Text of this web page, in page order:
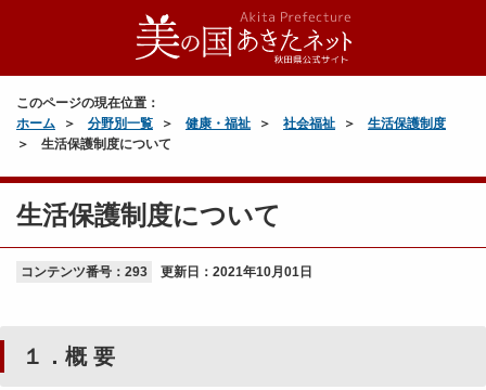
このページの現在位置：
ホーム
分野別一覧 健康・福祉 社会福祉
生活保護制度
生活保護制度について
生活保護制度について
コンテンツ番号：293 更新日： 2021年10月01日
１．概 要